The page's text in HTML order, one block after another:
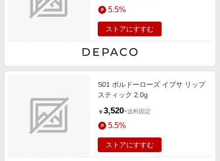
5.5%
ストアにすすむ
S01 ボルドーローズ イプサ リップ
スティック 2.0g
￥ 3,520+送料固定
5.5%
ストアにすすむ